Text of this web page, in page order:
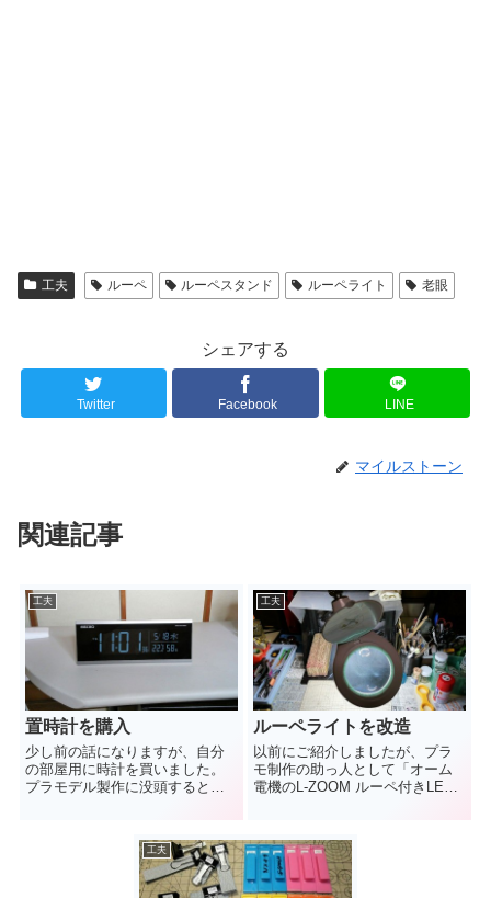
工夫 ルーペ ルーペスタンド ルーペライト 老眼
シェアする
Twitter Facebook LINE
マイルストーン
関連記事
工夫
置時計を購入
少し前の話になりますが、自分
の部屋用に時計を買いました。
プラモデル製作に没頭するとつ
工夫
ルーペライトを改造
以前にご紹介しましたが、プラ
モ制作の助っ人として「オーム
電機のL-ZOOM ルーペ付きLED
工夫